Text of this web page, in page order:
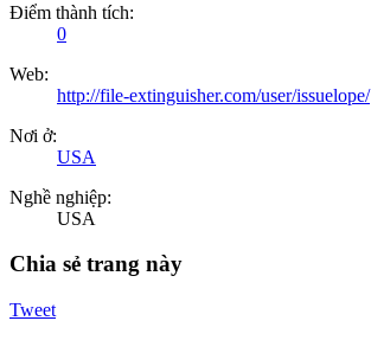
Điểm thành tích:
0
Web:
http://file-extinguisher.com/user/issuelope/
Nơi ở:
USA
Nghề nghiệp:
USA
Chia sẻ trang này
Tweet